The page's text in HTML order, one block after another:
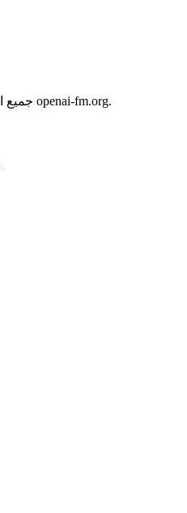
© 2026 • جميع الحقوق محفوظة لموقع openai-fm.org.